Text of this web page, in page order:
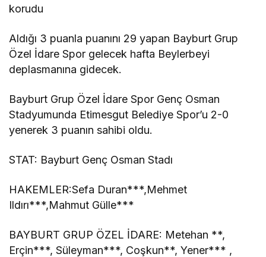
korudu
Aldığı 3 puanla puanını 29 yapan Bayburt Grup
Özel İdare Spor gelecek hafta Beylerbeyi
deplasmanına gidecek.
Bayburt Grup Özel İdare Spor Genç Osman
Stadyumunda Etimesgut Belediye Spor’u 2-0
yenerek 3 puanın sahibi oldu.
STAT: Bayburt Genç Osman Stadı
HAKEMLER:Sefa Duran***,Mehmet
Ildırı***,Mahmut Gülle***
BAYBURT GRUP ÖZEL İDARE: Metehan **,
Erçin***, Süleyman***, Coşkun**, Yener*** ,